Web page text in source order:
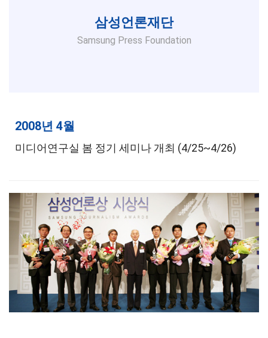
삼성언론재단
Samsung Press Foundation
2008년 4월
미디어연구실 봄 정기 세미나 개최 (4/25~4/26)